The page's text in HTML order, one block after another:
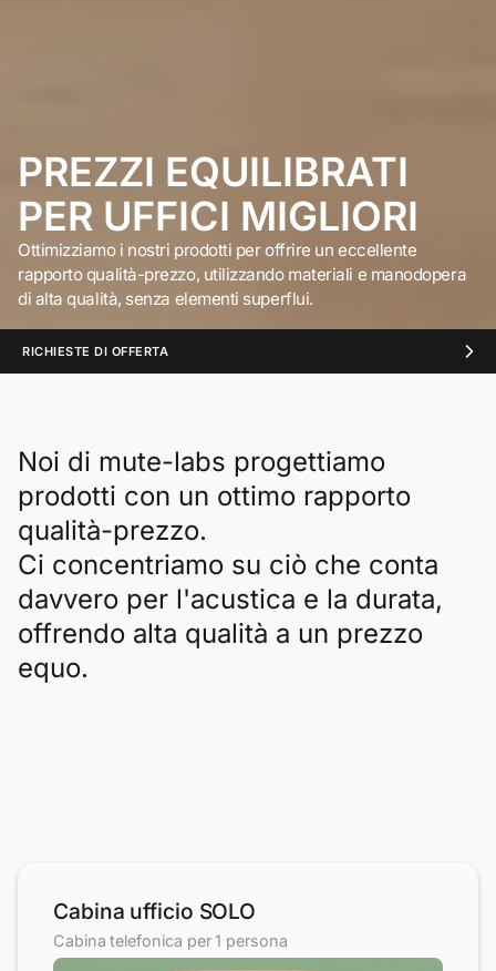
PREZZI EQUILIBRATI
PER UFFICI MIGLIORI
Ottimizziamo i nostri prodotti per offrire un eccellente
rapporto qualità-prezzo, utilizzando materiali e manodopera
di alta qualità, senza elementi superflui.
RICHIESTE DI OFFERTA
Noi di mute-labs progettiamo
prodotti con un ottimo rapporto
qualità-prezzo.
Ci concentriamo su ciò che conta
davvero per l'acustica e la durata,
offrendo alta qualità a un prezzo
equo.
Cabina ufficio SOLO
Cabina telefonica per 1 persona